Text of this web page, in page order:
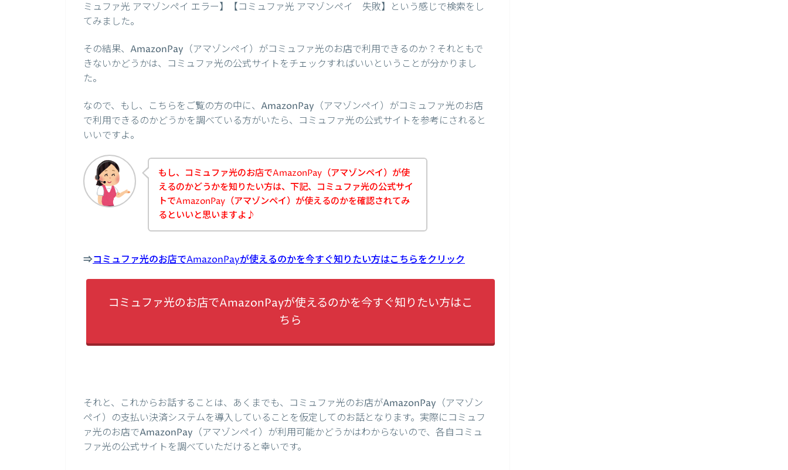
ミュファ光 アマゾンペイ エラー】【コミュファ光 アマゾンペイ 失敗】という感じで検索をし
てみました。
その結果、AmazonPay（アマゾンペイ）がコミュファ光のお店で利用できるのか？それともで
きないかどうかは、コミュファ光の公式サイトをチェックすればいいということが分かりまし
た。
なので、もし、こちらをご覧の方の中に、AmazonPay（アマゾンペイ）がコミュファ光のお店
で利用できるのかどうかを調べている方がいたら、コミュファ光の公式サイトを参考にされると
いいですよ。
もし、コミュファ光のお店でAmazonPay（アマゾンペイ）が使
えるのかどうかを知りたい方は、下記、コミュファ光の公式サイ
トでAmazonPay（アマゾンペイ）が使えるのかを確認されてみ
るといいと思いますよ♪
⇒コミュファ光のお店でAmazonPayが使えるのかを今すぐ知りたい方はこちらをクリック
コミュファ光のお店でAmazonPayが使えるのかを今すぐ知りたい方はこ
ちら
それと、これからお話することは、あくまでも、コミュファ光のお店がAmazonPay（アマゾン
ペイ）の支払い決済システムを導入していることを仮定してのお話となります。実際にコミュフ
ァ光のお店でAmazonPay（アマゾンペイ）が利用可能かどうかはわからないので、各自コミュ
ファ光の公式サイトを調べていただけると幸いです。